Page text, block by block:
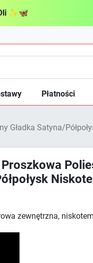
✨🦋
Płatności
Gładka Satyna/
zewnętrzna,